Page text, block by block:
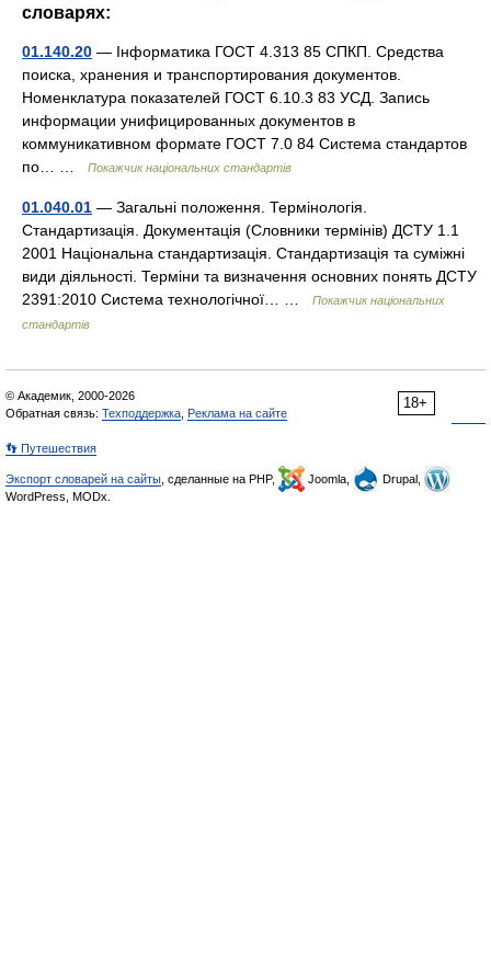
словарях:
01.140.20 — Інформатика ГОСТ 4.313 85 СПКП. Средства
поиска, хранения и транспортирования документов.
Номенклатура показателей ГОСТ 6.10.3 83 УСД. Запись
информации унифицированных документов в
коммуникативном формате ГОСТ 7.0 84 Система стандартов
по… …
Покажчик національних стандартів
01.040.01 — Загальні положення. Термінологія.
Стандартизація. Документація (Словники термінів) ДСТУ 1.1
2001 Національна стандартизація. Стандартизація та суміжні
види діяльності. Терміни та визначення основних понять ДСТУ
2391:2010 Система технологічної… …
Покажчик національних
стандартів
18+
© Академик, 2000-2026
Обратная связь: Техподдержка Реклама на сайте
👣 Путешествия
Экспорт словарей на сайты , сделанные на PHP, Joomla,
Drupal,
WordPress, MODx.